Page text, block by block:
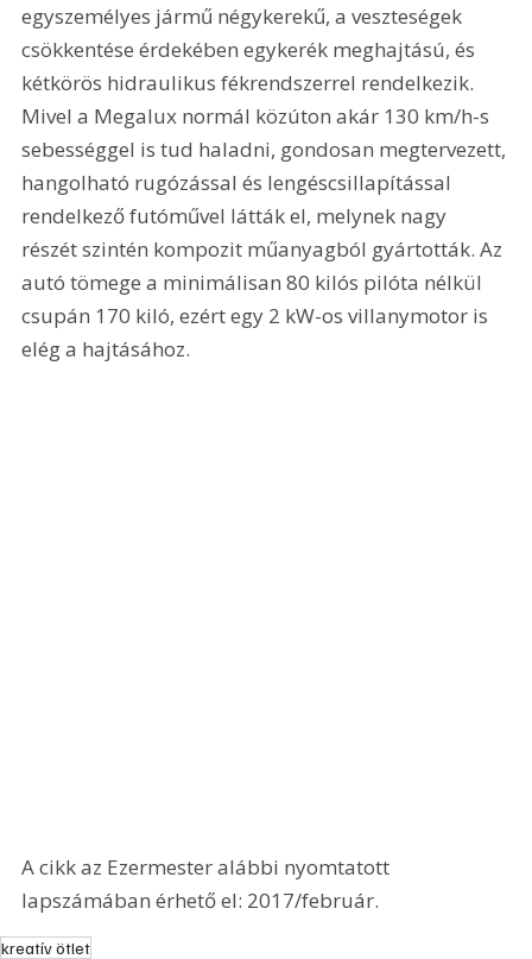
egyszemélyes jármű négykerekű, a veszteségek
csökkentése érdekében egykerék meghajtású, és
kétkörös hidraulikus fékrendszerrel rendelkezik.
Mivel a Megalux normál közúton akár 130 km/h-s
sebességgel is tud haladni, gondosan megtervezett,
hangolható rugózással és lengéscsillapítással
rendelkező futóművel látták el, melynek nagy
részét szintén kompozit műanyagból gyártották. Az
autó tömege a minimálisan 80 kilós pilóta nélkül
csupán 170 kiló, ezért egy 2 kW-os villanymotor is
elég a hajtásához.
A cikk az Ezermester alábbi nyomtatott
lapszámában érhető el: 2017/február.
kreatív ötlet